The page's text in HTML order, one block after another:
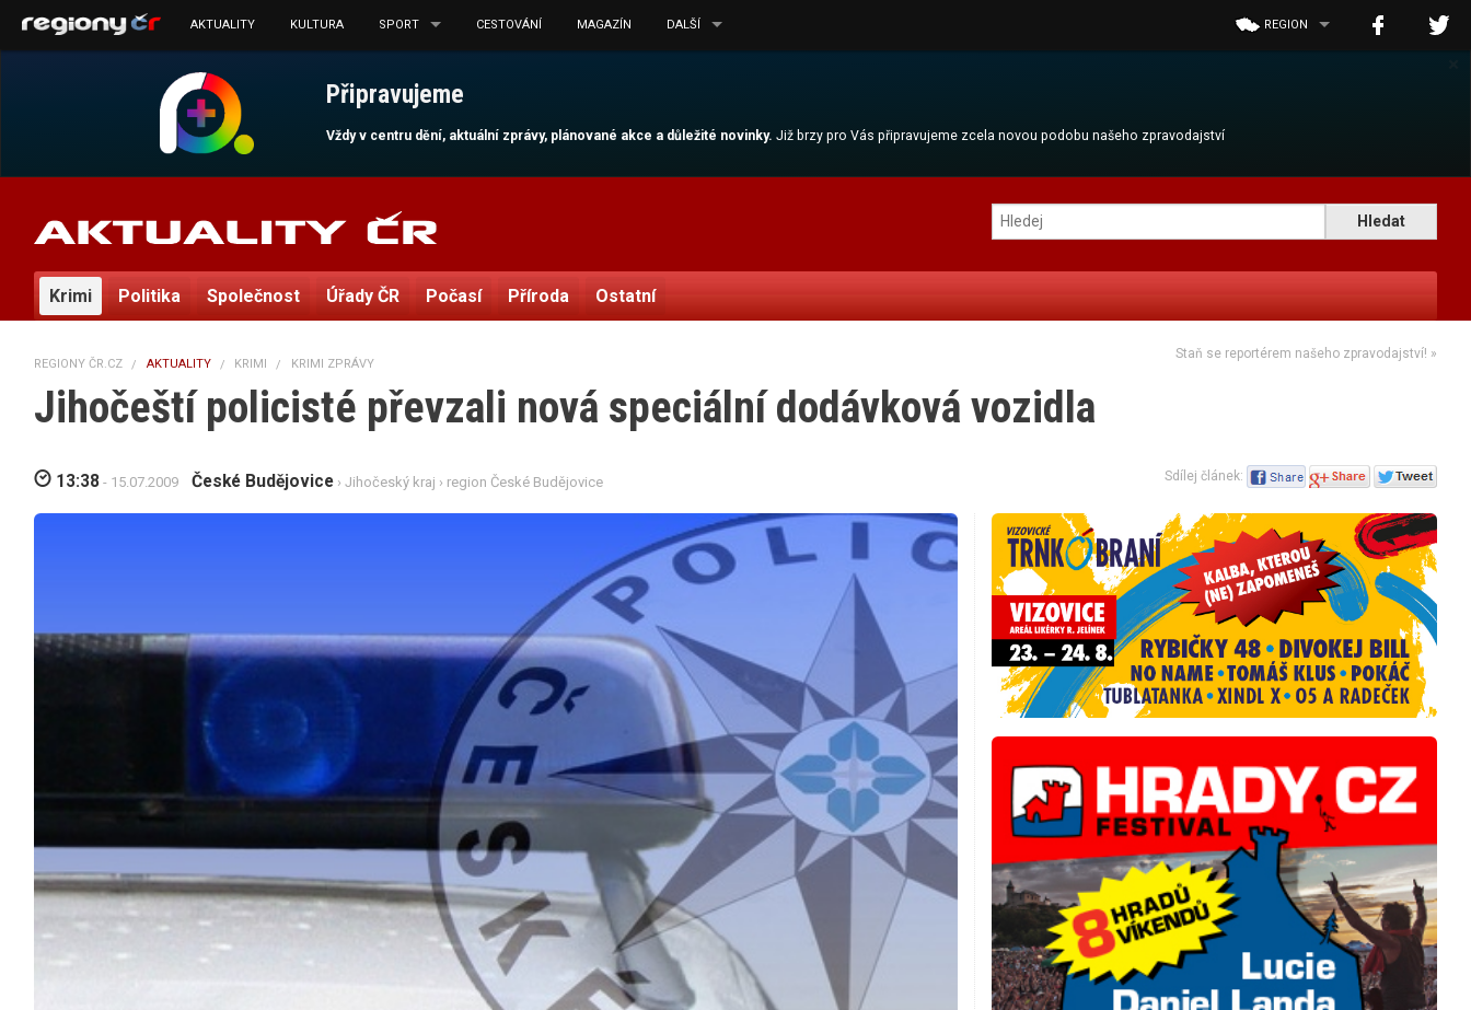
Připravujeme
Vždy v centru dění, aktuální zprávy, plánované akce a důležité novinky.Již brzy pro Vás připravujeme zcela novou podobu našeho zpravodajství
AKTUALITY KULTURA SPORT CESTOVÁNÍ MAGAZÍN DALŠÍ REGION
Krimi Politika Společnost Úřady ČR Počasí Příroda Ostatní
REGIONY ČR.CZ AKTUALITY KRIMI KRIMI ZPRÁVY
Staň se reportérem našeho zpravodajství! »
Jihočeští policisté převzali nová speciální dodávková vozidla
13:38 - 15.07.2009 České Budějovice › Jihočeský kraj › region České Budějovice Sdílej článek: